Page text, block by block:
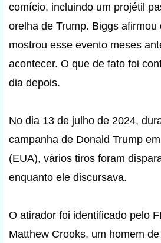
comício, incluindo um projétil
orelha de Trump. Biggs afirmou
mostrou esse evento meses
acontecer. O que de fato foi
dia depois.
No dia 13 de julho de 2024,
campanha de Donald Trump
(EUA), vários tiros foram
enquanto ele discursava.
O atirador foi identificado pelo
Matthew Crooks, um homem